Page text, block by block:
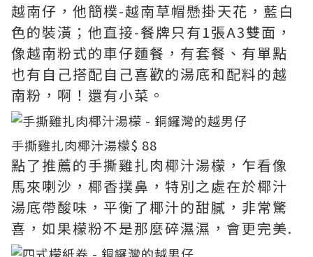
越南仔，他簡樸-越南草帽懸掛天花，藍白
色的裝潢；他直接-餐牌只有1張A3雙面，
像越南粉式的車仔麵餐，有套餐、有單點
也有自己搭配自己喜歡的湯底和配料的越
南粉，啊！還有小菜。
手撕雞扎肉椰汁湯檬$ 88
點了推薦的手撕雞扎肉椰汁湯檬，乍看像
馬來喇沙，椰香撲鼻，特別之處在於椰汁
湯底帶酸味，平衡了椰汁的甜膩，非常驚
喜，如果檬粉不是那麼碎濕濕，會更完美.